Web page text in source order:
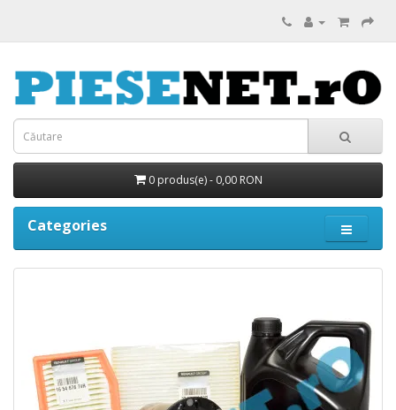
0 produs(e) - 0,00 RON
Categories